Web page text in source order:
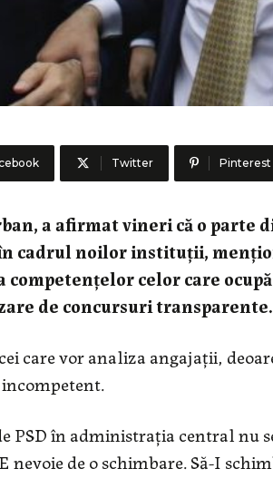
Twitter Pinterest
a afirmat vineri că o
cadrul noilor instituţii,
competenţelor celor care
de concursuri transparente.
care vor analiza angajații,
în administrația central nu
de o schimbare. Să-I